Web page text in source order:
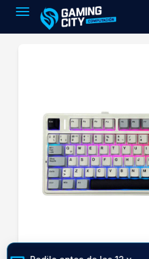
Toggle navigation